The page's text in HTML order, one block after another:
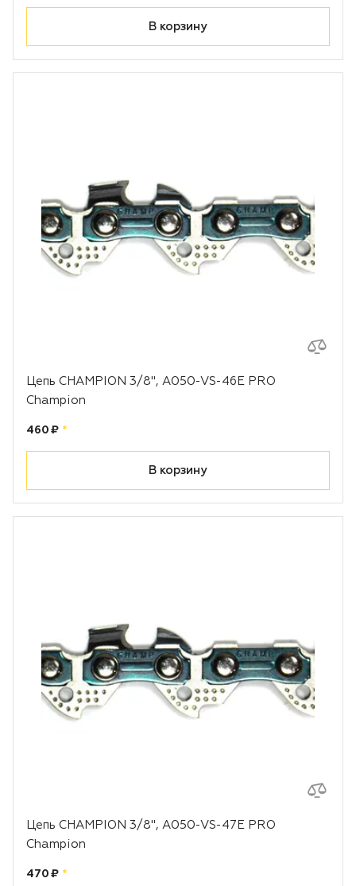
Лодочные моторы Toyama
Высоторезы
В корзину
Цепь CHAMPION 3/8", A050-VS-46E PRO
Champion
Цена:
460 ₽ рублей
*
В корзину
Цепь CHAMPION 3/8", A050-VS-47E PRO
Champion
Цена:
470 ₽ рублей
*